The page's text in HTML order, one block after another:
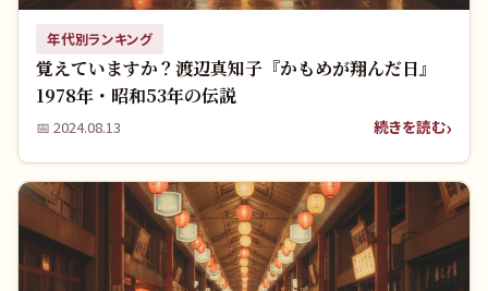
年代別ランキング
覚えていますか？渡辺真知子『かもめが翔んだ日』
1978年・昭和53年の伝説
📅 2024.08.13 続きを読む